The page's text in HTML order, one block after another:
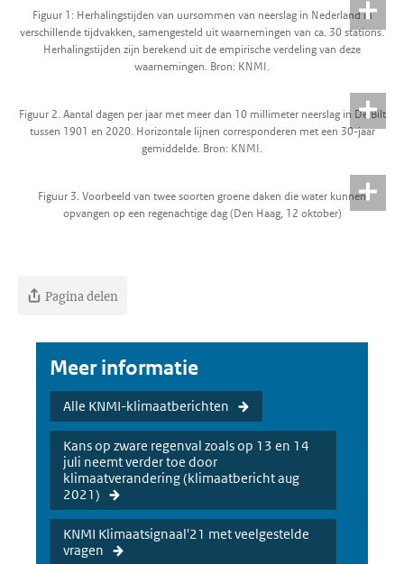
Figuur 1: Herhalingstijden van uursommen van neerslag in Nederland in
verschillende tijdvakken, samengesteld uit waarnemingen van ca. 30 stations.
Herhalingstijden zijn berekend uit de empirische verdeling van deze
waarnemingen. Bron: KNMI.
Figuur 2. Aantal dagen per jaar met meer dan 10 millimeter neerslag in De Bilt
tussen 1901 en 2020. Horizontale lijnen corresponderen met een 30-jaar
gemiddelde. Bron: KNMI.
Figuur 3. Voorbeeld van twee soorten groene daken die water kunnen
opvangen op een regenachtige dag (Den Haag, 12 oktober)
Pagina delen
Meer informatie
Alle KNMI-klimaatberichten
Kans op zware regenval zoals op 13 en 14
juli neemt verder toe door
klimaatverandering (klimaatbericht aug
2021)
KNMI Klimaatsignaal'21 met veelgestelde
vragen